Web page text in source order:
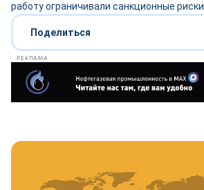
работу ограничивали санкционные риски.
Поделиться
РЕКЛАМА